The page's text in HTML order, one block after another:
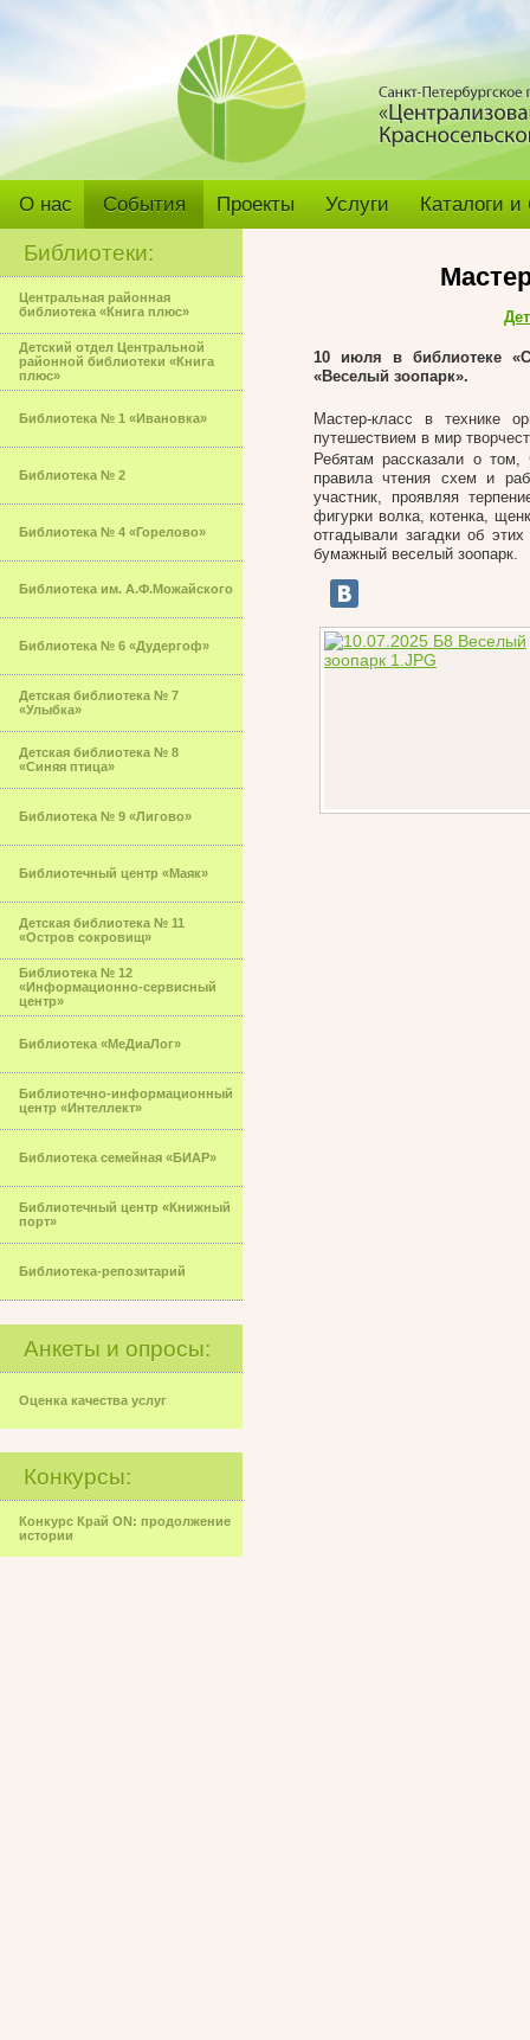
О нас События Проекты Услуги Каталоги
Библиотеки:
Центральная районная
библиотека «Книга плюс»
Детский отдел Центральной
районной библиотеки «Книга
плюс»
Библиотека № 1 «Ивановка»
Библиотека № 2
Библиотека № 4 «Горелово»
Библиотека им. А.Ф.Можайского
Библиотека № 6 «Дудергоф»
Детская библиотека № 7
«Улыбка»
Детская библиотека № 8
«Синяя птица»
Библиотека № 9 «Лигово»
Библиотечный центр «Маяк»
Детская библиотека № 11
«Остров сокровищ»
Библиотека № 12
«Информационно-сервисный
центр»
Библиотека «МеДиаЛог»
Библиотечно-информационный
центр «Интеллект»
Библиотека семейная «БИАР»
Библиотечный центр «Книжный
порт»
Библиотека-репозитарий
Анкеты и опросы:
Оценка качества услуг
Конкурсы:
Конкурс Край ON: продолжение
истории
10 июля в библиотеке
«Веселый зоопарк».
Мастер-класс в технике
путешествием в мир
Ребятам рассказали о том,
правила чтения схем и
участник, проявляя
фигурки волка, котенка,
отгадывали загадки об
бумажный веселый зоопарк.